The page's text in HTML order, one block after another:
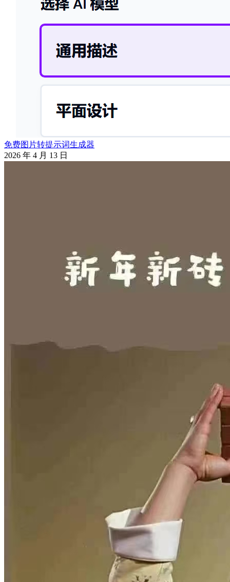
免费图片转提示词生成器
2026 年 4 月 13 日